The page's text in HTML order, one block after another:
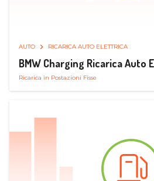
AUTO RICARICA AUTO ELETTRICA
BMW Charging Ricarica Auto
Ricarica in Postazioni Fisse